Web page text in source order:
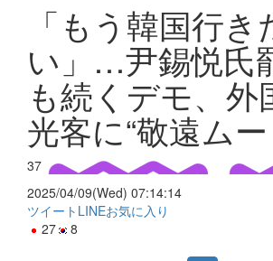
「もう韓国行き
い」…尹錫悦氏
も続くデモ、外
光客に“敬遠ムー
37
2025/04/09(Wed) 07:14:14
ツイート LINEお気に入り
27
8